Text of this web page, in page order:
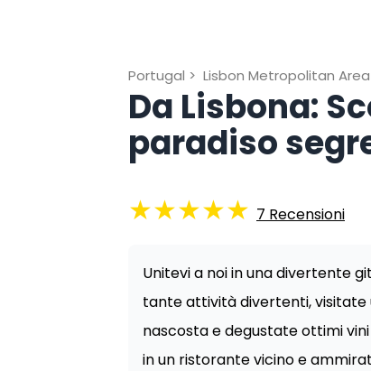
Portugal > Lisbon Metropolitan Area
Da Lisbona:
paradiso
★★★★★ 7 Recensioni
Unitevi a noi in una divertente
tante attività divertenti,
nascosta e degustate ottimi
in un ristorante vicino e